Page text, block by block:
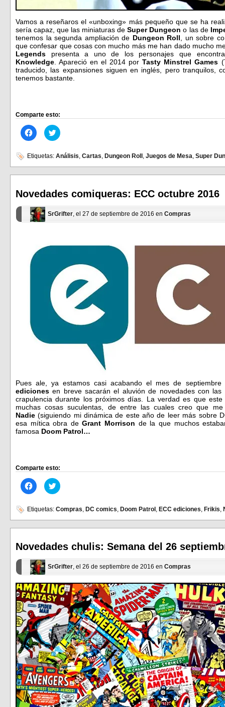
Vamos a reseñaros el «unboxing» más pequeño que se ha
sería capaz, que las miniaturas deSuper Dungeon o las de
tenemos la segunda ampliación de Dungeon Roll, un sobre
que confesar que cosas con mucho más me han dado mucho
Legends presenta a uno de los personajes que
Knowledge. Apareció en el 2014 por Tasty Minstrel Games
traducido, las expansiones siguen en inglés, pero tranquilos,
tenemos bastante.
Comparte esto:
Haz
clic
en
Facebook
(Se
abre
ventana
nueva)
Haz
clic
en
(Se
abre
ventana
nueva)
Etiquetas: Análisis, Cartas, Dungeon Roll , Juegos de Mesa, Super
Novedades comiqueras: ECC octubre 2016
SrGrifter, el 27 de septiembre de 2016 en Compras
Pues ale, ya estamos casi acabando el mes de
ediciones en breve sacarán el aluvión de novedades con
crapulencia durante los próximos días. La verdad es que
muchas cosas suculentas, de entre las cuales creo que
Nadie (siguiendo mi dinámica de este año de leer más sobre
esa mítica obra deGrant Morrison de la que muchos
famosa Doom Patrol…
Comparte esto:
Haz
clic
en
Facebook
(Se
abre
ventana
nueva)
Haz
clic
en
Twitter
(Se
abre
ventana
nueva)
Etiquetas: Compras, DC comics, Doom Patrol, ECC ediciones, Frikis,
Novedades chulis: Semana del 26
SrGrifter, el 26 de septiembre de 2016 en Compras